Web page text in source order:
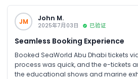
JM John M.
2025年7月03日 已验证
Seamless Booking Experience
Booked SeaWorld Abu Dhabi tickets
process was quick, and the e-tickets
the educational shows and marine